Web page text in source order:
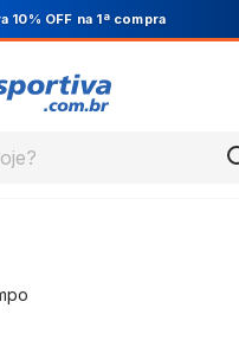
10% OFF na 1ª compra